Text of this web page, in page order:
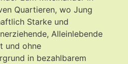
Quartieren, wo Jung
Starke und
Alleinlebende
und ohne
in bezahlbarem